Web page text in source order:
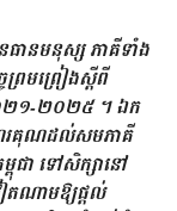
ធានមនុស្ស ភាគីទាំង
ព្រមព្រៀងស្តីពី
០២១-២០២៥ ។ ឯក
អំណរគុណដល់សមភាគី
ពុជា ទៅសិក្សានៅ
តណាមឱ្យផ្តល់